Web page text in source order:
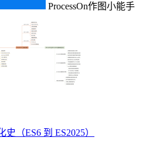
ProcessOn作图小能手
史（ES6 到 ES2025）